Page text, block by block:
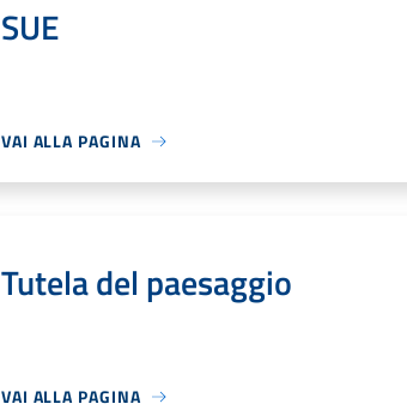
SUE
VAI ALLA PAGINA
Tutela del paesaggio
VAI ALLA PAGINA